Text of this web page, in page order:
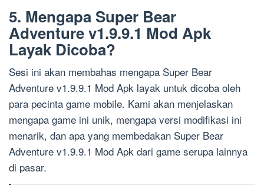
5. Mengapa Super Bear
Adventure v1.9.9.1 Mod Apk
Layak Dicoba?
Sesi ini akan membahas mengapa Super Bear
Adventure v1.9.9.1 Mod Apk layak untuk dicoba oleh
para pecinta game mobile. Kami akan menjelaskan
mengapa game ini unik, mengapa versi modifikasi ini
menarik, dan apa yang membedakan Super Bear
Adventure v1.9.9.1 Mod Apk dari game serupa lainnya
di pasar.